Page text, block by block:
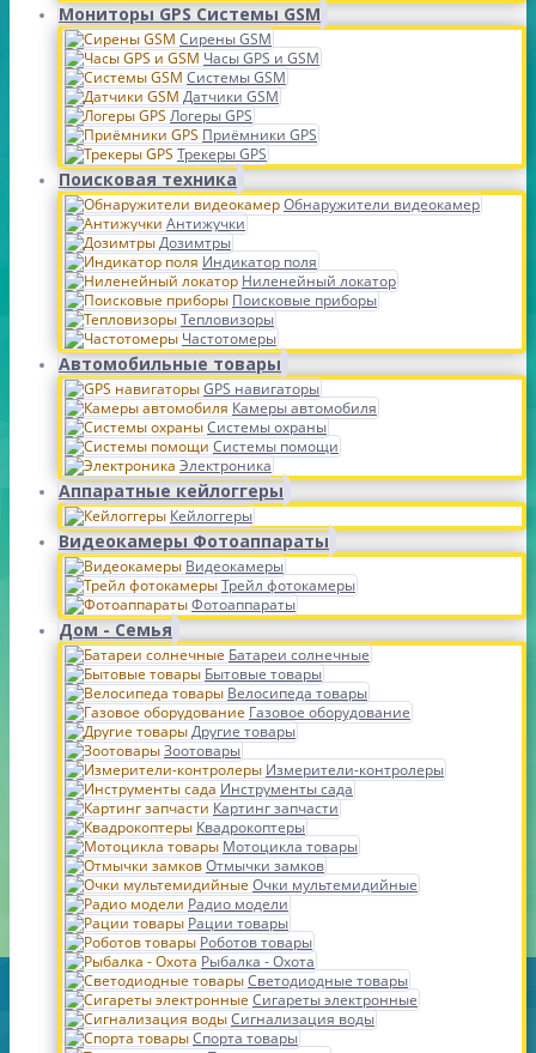
Мониторы GPS Системы GSM
Сирены GSM
Часы GPS и GSM
Системы GSM
Датчики GSM
Логеры GPS
Приёмники GPS
Трекеры GPS
Поисковая техника
Обнаружители видеокамер
Антижучки
Дозимтры
Индикатор поля
Ниленейный локатор
Поисковые приборы
Тепловизоры
Частотомеры
Автомобильные товары
GPS навигаторы
Камеры автомобиля
Системы охраны
Системы помощи
Электроника
Аппаратные кейлоггеры
Кейлоггеры
Видеокамеры Фотоаппараты
Видеокамеры
Трейл фотокамеры
Фотоаппараты
Дом - Семья
Батареи солнечные
Бытовые товары
Велосипеда товары
Газовое оборудование
Другие товары
Зоотовары
Измерители-контролеры
Инструменты сада
Картинг запчасти
Квадрокоптеры
Мотоцикла товары
Отмычки замков
Очки мультемидийные
Радио модели
Рации товары
Роботов товары
Рыбалка - Охота
Светодиодные товары
Сигареты электронные
Сигнализация воды
Спорта товары